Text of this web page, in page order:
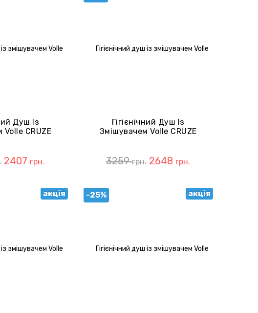
Душ Із
CRUZE
2407 грн.
Гігієнічний Душ Із
Змішувачем Volle CRUZE
3259грн. 2648 грн.
акція -25% акція